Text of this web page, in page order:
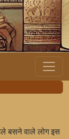
बसने वाले लोग इस